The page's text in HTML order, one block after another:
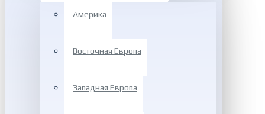
Америка
Восточная Европа
Западная Европа